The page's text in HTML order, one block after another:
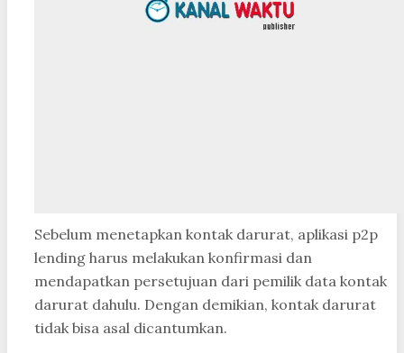
Sebelum menetapkan kontak darurat, aplikasi p2p
lending harus melakukan konfirmasi dan
mendapatkan persetujuan dari pemilik data kontak
darurat dahulu. Dengan demikian, kontak darurat
tidak bisa asal dicantumkan.